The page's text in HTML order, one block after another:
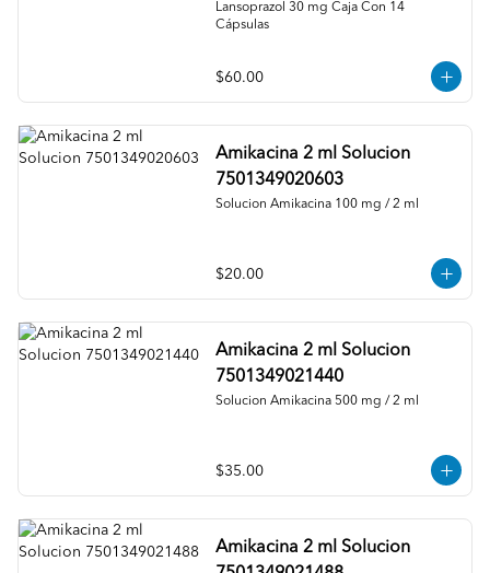
Lansoprazol 30 mg Caja Con 14
Cápsulas
$60.00
Amikacina 2 ml Solucion
7501349020603
Solucion Amikacina 100 mg / 2 ml
$20.00
Amikacina 2 ml Solucion
7501349021440
Solucion Amikacina 500 mg / 2 ml
$35.00
Amikacina 2 ml Solucion